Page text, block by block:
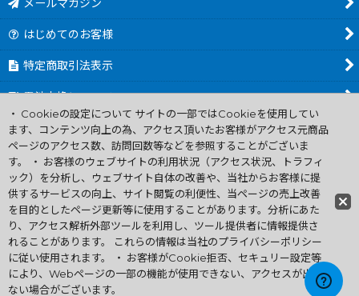
メールマガジン
はじめてのお客様
特定商取引法表示
電池交換について
商品カテゴリ一覧
Worldwide Shipping Guide
ファミコン買取通販 中古 ディスクシステム 販売 ニンテンドウ64・
ゲーム買取 .電池交換
Copyright (C) 2007 ファミコン お宝王 All Rights
Reserved.
許可無く当サイトの画像、文章、無断転載複製を禁ずる
・ Cookieの設定について サイトの一部ではCookieを使用してい
ます、コンテンツ向上の為、アクセス頂いたお客様がアクセス元商品
ページのアクセス数、訪問回数等などを参照することがございま
す。 ・ お客様のウェブサイトの利用状況（アクセス状況、トラフィ
ック）を分析し、ウェブサイト自体の改善や、当社からお客様に提
供するサービスの向上、サイト閲覧の利便性、当ページの売上改善
を目的としたページ更新等に使用することがあります。分析にあた
り、アクセス解析外部ツールを利用し、ツール提供者に情報提供さ
れることがあります。 これらの情報は当社のプライバシーポリシー
に従い使用されます。 ・ お客様がCookie拒否、セキュリー設定等
により、Webページの一部の機能が使用できない、アクセスが出来
ない場合がございます。